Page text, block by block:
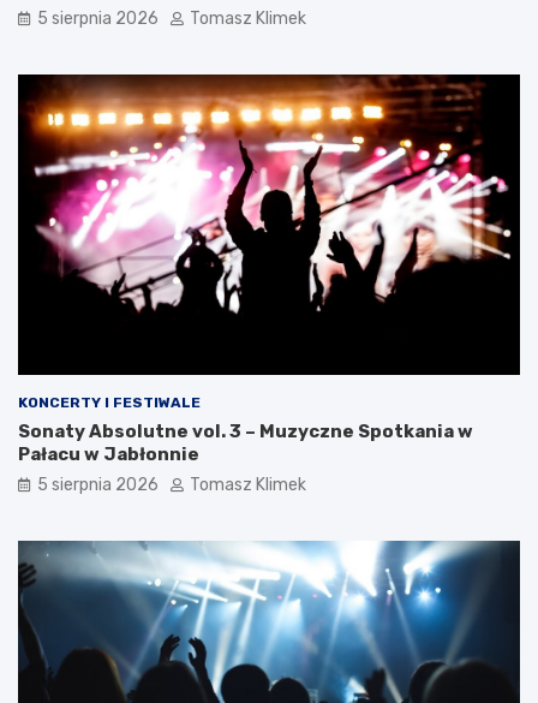
5 sierpnia 2026 Tomasz Klimek
KONCERTY I FESTIWALE
Sonaty Absolutne vol. 3 – Muzyczne Spotkania w
Pałacu w Jabłonnie
5 sierpnia 2026 Tomasz Klimek